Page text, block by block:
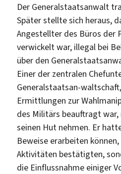
Der Generalstaatsanwalt
Später stellte sich heraus,
Angestellter des Büros der
verwickelt war, illegal bei
über den
Einer der zentralen
Generalstaatsan-
Ermittlungen zur
des Militärs beauftragt
seinen Hut nehmen. Er
Beweise erarbeiten
Aktivitäten bestätigten,
die Einflussnahme einiger